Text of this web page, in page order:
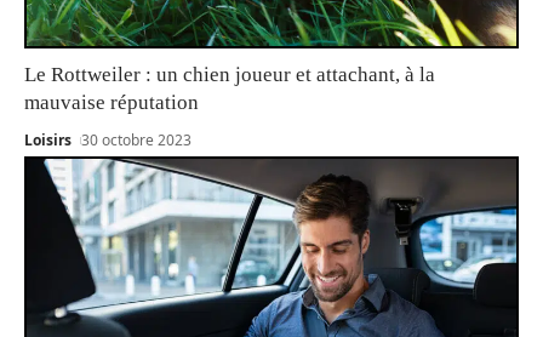
Le Rottweiler : un chien joueur et attachant, à la
mauvaise réputation
Loisirs 30 octobre 2023